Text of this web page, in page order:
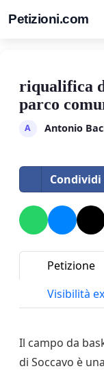
Petizioni.com
riqualifica
parco
A Antonio
Condividi
Petizione
Visibilità
Il campo da
di Soccavo è